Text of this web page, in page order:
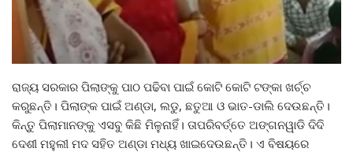
ରାଜ୍ୟ ସରକାର ପିଲାଙ୍କୁ ପାଠ ପଢିବା ପାଇଁ କୋଟି କୋଟି ଟଙ୍କା ଖର୍ଚ୍ଚ
କରୁଛନ୍ତି। ପିଲାଙ୍କ ପାଇଁ ଅଣ୍ଡା, ଲଡୁ, ଛତୁଆ ଓ ଭାତ-ଡାଲି ଦେଉଛନ୍ତି।
କିନ୍ତୁ ପିଲାମାନଙ୍କୁ ଏସବୁ କିଛି ମିଳୁନାହିଁ। ତାପରିବର୍ତ୍ତେ ଅଙ୍ଗନୱାଡି ଦିଦି
ଦେଶୀ ମହୁଲୀ ମଦ ସହିତ ଅଣ୍ଡା ମଧ୍ୟ ଖାଇଦେଉଛନ୍ତି। ଏ ବିଷୟରେ